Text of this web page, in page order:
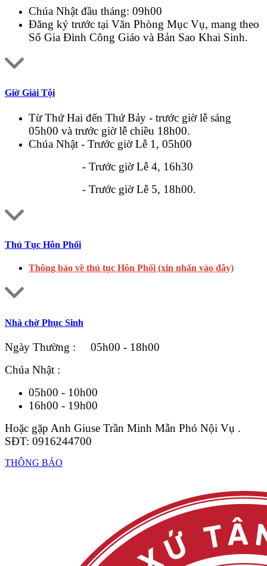
Chúa Nhật đầu tháng: 09h00
Đăng ký trước tại Văn Phòng Mục Vụ, mang theo
Sổ Gia Đình Công Giáo và Bản Sao Khai Sinh.
Giờ Giải Tội
Từ Thứ Hai đến Thứ Bảy - trước giờ lễ sáng
05h00 và trước giờ lễ chiều 18h00.
Chúa Nhật - Trước giờ Lễ 1, 05h00
- Trước giờ Lễ 4, 16h30
- Trước giờ Lễ 5, 18h00.
Thủ Tục Hôn Phối
Thông báo về thủ tục Hôn Phối (xin nhấn vào đây)
Nhà chờ Phục Sinh
Ngày Thường : 05h00 - 18h00
Chúa Nhật :
05h00 - 10h00
16h00 - 19h00
Hoặc gặp Anh Giuse Trần Minh Mẫn Phó Nội Vụ .
SĐT: 0916244700
THÔNG BÁO